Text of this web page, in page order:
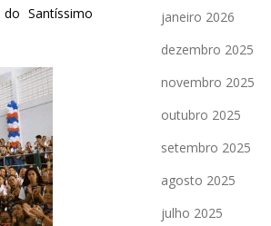
Santíssimo
janeiro 2026
dezembro 2025
novembro 2025
outubro 2025
setembro 2025
agosto 2025
julho 2025